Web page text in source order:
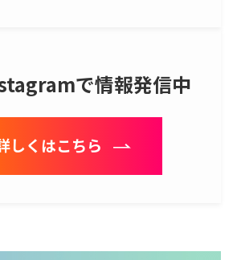
で情報発信中
しくはこちら